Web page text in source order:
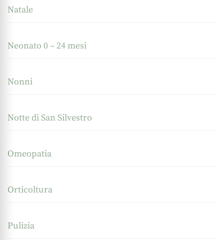
Natale
Neonato 0 – 24 mesi
Nonni
Notte di San Silvestro
Omeopatia
Orticoltura
Pulizia